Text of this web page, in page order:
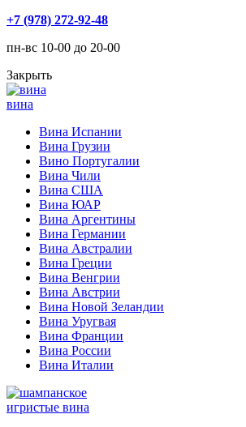
+7 (978) 272-92-48
пн-вс 10-00 до 20-00
Закрыть
вина
Вина Испании
Вина Грузии
Вино Португалии
Вина Чили
Вина США
Вина ЮАР
Вина Аргентины
Вина Германии
Вина Австралии
Вина Греции
Вина Венгрии
Вина Австрии
Вина Новой Зеландии
Вина Уругвая
Вина Франции
Вина России
Вина Италии
игристые вина